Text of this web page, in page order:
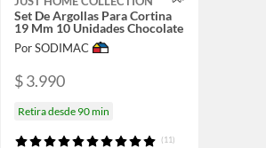
Set De Argollas Para Cortina
19 Mm 10 Unidades Chocolate
Por SODIMAC
$ 3.990
Retira desde 90 min
(11)